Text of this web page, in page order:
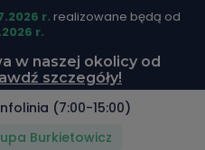
r. realizowane będą od
r.
w naszej okolicy od
szczegóły!
(7:00-15:00)
Burkietowicz